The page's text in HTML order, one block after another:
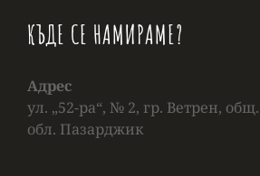
КЪДЕ СЕ НАМИРАМЕ?
Адрес
ул. „52-ра“, № 2, гр. Ветрен,
обл. Пазарджик